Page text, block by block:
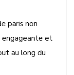
paris non
engageante et
au long du